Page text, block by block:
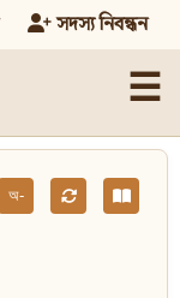
সদস্য নিবন্ধন
☰
অ-